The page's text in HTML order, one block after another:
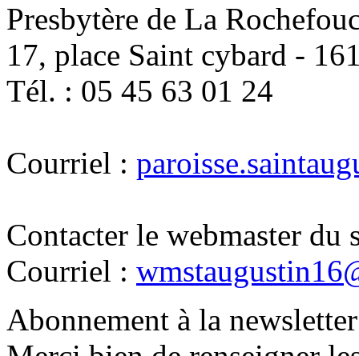
Presbytère de La
17, place Saint cybard -
Tél. : 05 45 63 01 24
Courriel :
Contacter le webmaster du
Courriel :
Abonnement à la